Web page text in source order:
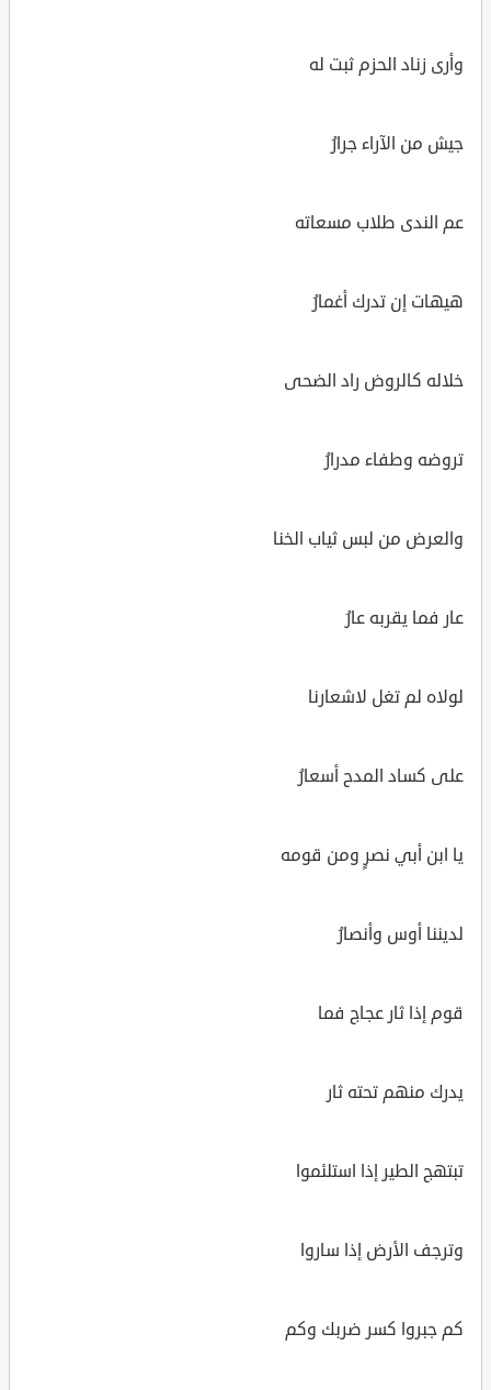
وأرى زناد الحزم ثبت له
جيش من الآراء جرارُ
عم الندى طلاب مسعاته
هيهات إن تدرك أغمارُ
خلاله كالروض راد الضحى
تروضه وطفاء مدرارُ
والعرض من لبس ثياب الخنا
عار فما يقربه عارُ
لولاه لم تغل لاشعارنا
على كساد المدح أسعارُ
يا ابن أبي نصرٍ ومن قومه
لديننا أوس وأنصارُ
قوم إذا ثار عجاج فما
يدرك منهم تحته ثار
تبتهج الطير إذا استلئموا
وترجف الأرض إذا ساروا
كم جبروا كسر ضربك وكم